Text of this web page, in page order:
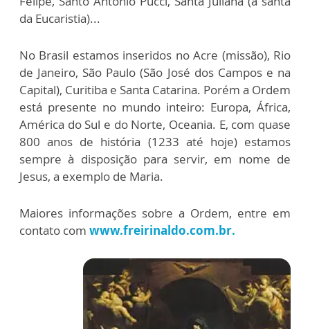
da Eucaristia)...
No Brasil estamos inseridos no Acre (missão), Rio
de Janeiro, São Paulo (São José dos Campos e na
Capital), Curitiba e Santa Catarina. Porém a Ordem
está presente no mundo inteiro: Europa, África,
América do Sul e do Norte, Oceania. E, com quase
800 anos de história (1233 até hoje) estamos
sempre à disposição para servir, em nome de
Jesus, a exemplo de Maria.
Maiores informações sobre a Ordem, entre em
contato com www.freirinaldo.com.br.